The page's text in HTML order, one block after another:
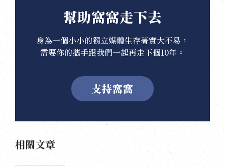
幫助窩窩走下去
身為一個小小的獨立媒體生存著實大不易，
需要你的攜手跟我們一起再走下個10年。
支持窩窩
相關文章